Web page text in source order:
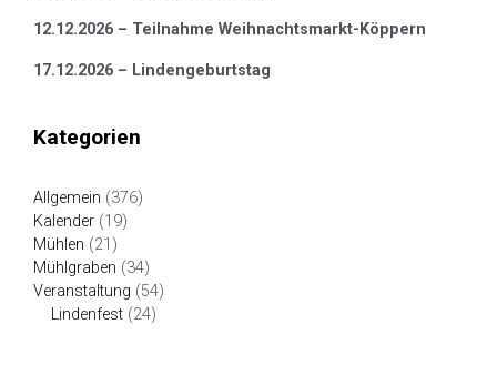
12.12.2026 – Teilnahme Weihnachtsmarkt-Köppern
17.12.2026 – Lindengeburtstag
Kategorien
Allgemein (376)
Kalender (19)
Mühlen (21)
Mühlgraben (34)
Veranstaltung (54)
Lindenfest (24)